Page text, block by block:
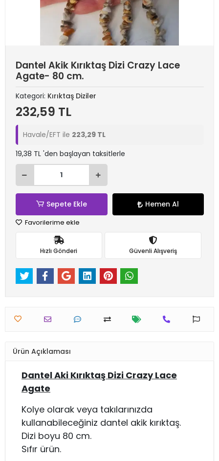
Dantel Akik Kırıktaş Dizi Crazy Lace
Agate- 80 cm.
Kategori: Kırıktaş Diziler
232,59 TL
Havale/EFT ile 223,29 TL
19,38 TL 'den başlayan taksitlerle
Sepete Ekle Hemen Al
Favorilerime ekle
Hızlı Gönderi Güvenli Alışveriş
Ürün Açıklaması
Dantel Aki Kırıktaş Dizi Crazy Lace
Agate
Kolye olarak veya takılarınızda
kullanabileceğiniz dantel akik kırıktaş.
Dizi boyu 80 cm.
Sıfır ürün.